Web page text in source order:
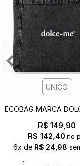
UNICO
R$ 149,90
R$ 142,40 no
6x de R$ 24,98